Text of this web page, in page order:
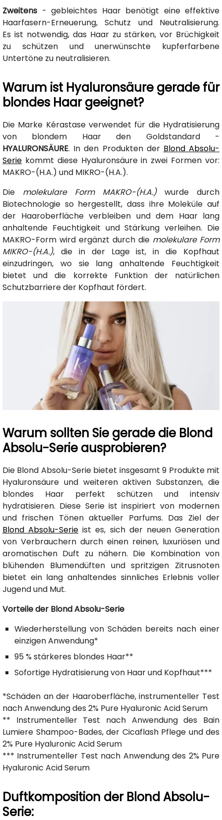
Zweitens - gebleichtes Haar benötigt eine effektive
Haarfasern-Erneuerung, Schutz und Neutralisierung.
Es ist notwendig, das Haar zu stärken, vor Brüchigkeit
zu schützen und unerwünschte kupferfarbene
Untertöne zu neutralisieren.
Warum ist Hyaluronsäure gerade für
blondes Haar geeignet?
Die Marke Kérastase verwendet für die Hydratisierung
von blondem Haar den Goldstandard -
HYALURONSÄURE. In den Produkten der Blond Absolu-
Serie kommt diese Hyaluronsäure in zwei Formen vor:
MAKRO-(H.A.) und MIKRO-(H.A.).
Die molekulare Form MAKRO-(H.A.)wurde durch
Biotechnologie so hergestellt, dass ihre Moleküle auf
der Haaroberfläche verbleiben und dem Haar lang
anhaltende Feuchtigkeit und Stärkung verleihen. Die
MAKRO-Form wird ergänzt durch die molekulare Form
MIKRO-(H.A.), die in der Lage ist, in die Kopfhaut
einzudringen, wo sie lang anhaltende Feuchtigkeit
bietet und die korrekte Funktion der natürlichen
Schutzbarriere der Kopfhaut fördert.
Warum sollten Sie gerade die Blond
Absolu-Serie ausprobieren?
Die Blond Absolu-Serie bietet insgesamt 9 Produkte mit
Hyaluronsäure und weiteren aktiven Substanzen, die
blondes Haar perfekt schützen und intensiv
hydratisieren. Diese Serie ist inspiriert von modernen
und frischen Tönen aktueller Parfums. Das Ziel der
Blond Absolu-Serie ist es, sich der neuen Generation
von Verbrauchern durch einen reinen, luxuriösen und
aromatischen Duft zu nähern. Die Kombination von
blühenden Blumendüften und spritzigen Zitrusnoten
bietet ein lang anhaltendes sinnliches Erlebnis voller
Jugend und Mut.
Vorteile der Blond Absolu-Serie
Wiederherstellung von Schäden bereits nach einer
einzigen Anwendung*
95 % stärkeres blondes Haar**
Sofortige Hydratisierung von Haar und Kopfhaut***
*Schäden an der Haaroberfläche, instrumenteller Test
nach Anwendung des 2% Pure Hyaluronic Acid Serum
** Instrumenteller Test nach Anwendung des Bain
Lumiere Shampoo-Bades, der Cicaflash Pflege und des
2% Pure Hyaluronic Acid Serum
*** Instrumenteller Test nach Anwendung des 2% Pure
Hyaluronic Acid Serum
Duftkomposition der Blond Absolu-
Serie: